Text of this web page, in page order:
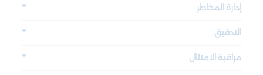
إدارة المخاطر
التدقيق
مراقبة الامتثال